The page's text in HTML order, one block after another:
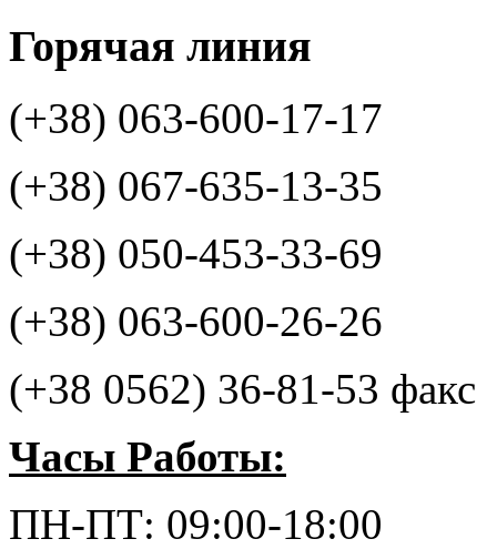
Горячая линия
(+38) 063-600-17-17
(+38) 067-635-13-35
(+38) 050-453-33-69
(+38) 063-600-26-26
(+38 0562) 36-81-53 факс
Часы Работы:
ПН-ПТ: 09:00-18:00